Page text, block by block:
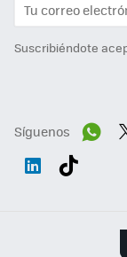
Suscribiéndote
Síguenos